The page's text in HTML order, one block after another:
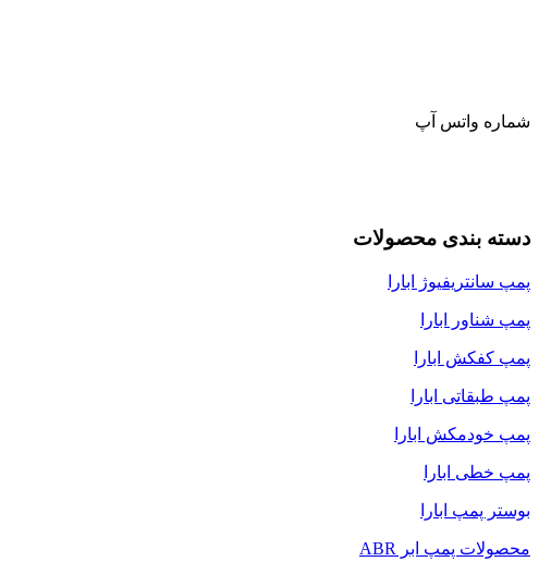
شماره واتس آپ
دسته بندی محصولات
پمپ سانتریفیوژ ابارا
پمپ شناور ابارا
پمپ کفکش ابارا
پمپ طبقاتی ابارا
پمپ خودمکش ابارا
پمپ خطی ابارا
بوستر پمپ ابارا
محصولات پمپ ابر ABR